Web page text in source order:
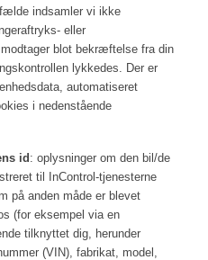
indsamler vi ikke
eller
blot bekræftelse fra din
lykkedes. Der er
automatiseret
i nedenstående
id: oplysninger om den bil/de
til InControl-tjenesterne
på anden måde er blevet
(for eksempel via en
tilknyttet dig, herunder
(VIN), fabrikat, model,